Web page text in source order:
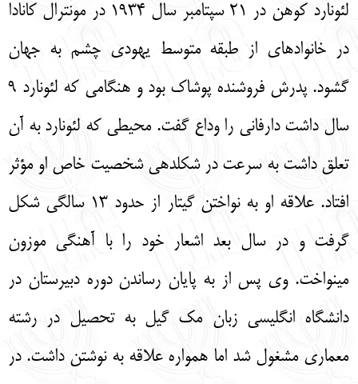
لئونارد كوهن در 21 سپتامبر سال 1934 در مونترال كانادا
در خانواده‏اي از طبقه متوسط يهودي چشم به جهان
گشود. پدرش فروشنده پوشاك بود و هنگامي كه لئونارد 9
سال داشت دارفاني را وداع گفت. محيطي كه لئونارد به آن
تعلق داشت به سرعت در شكل‎‏دهي شخصيت خاص او مؤثر
افتاد. علاقه او به نواختن گيتار از حدود 13 سالگي شكل
گرفت و در سال بعد اشعار خود را با آهنگي موزون
مي‏نواخت. وي پس از به پايان رساندن دوره دبيرستان در
دانشگاه انگليسي زبان مك گيل به تحصيل در رشته
معماري مشغول شد اما همواره علاقه به نوشتن داشت. در